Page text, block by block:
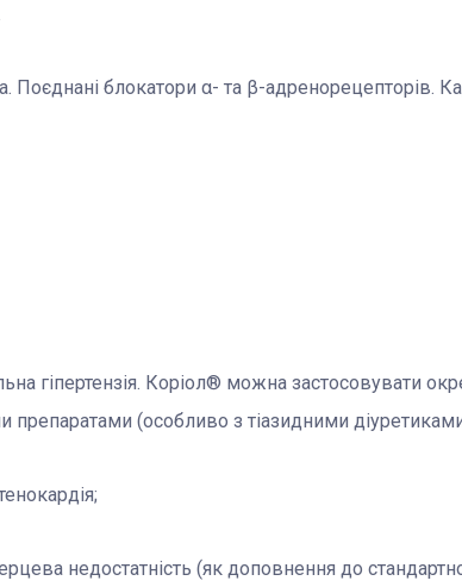
Поєднані блокатори α- та β-адренорецепторів.
гіпертензія. Коріол® можна застосовувати
препаратами (особливо з тіазидними
недостатність (як доповнення до